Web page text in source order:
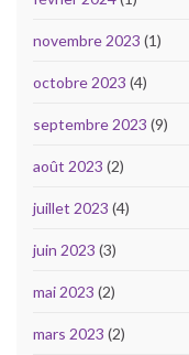
novembre 2023 (1)
octobre 2023 (4)
septembre 2023 (9)
août 2023 (2)
juillet 2023 (4)
juin 2023 (3)
mai 2023 (2)
mars 2023 (2)